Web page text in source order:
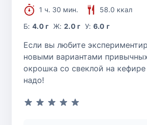
1 ч. 30 мин.
58.0 ккал
Б:4.0 г Ж: 2.0 г У: 6.0 г
Если вы любите
новыми вариантами
окрошка со свеклой на кефире
надо!